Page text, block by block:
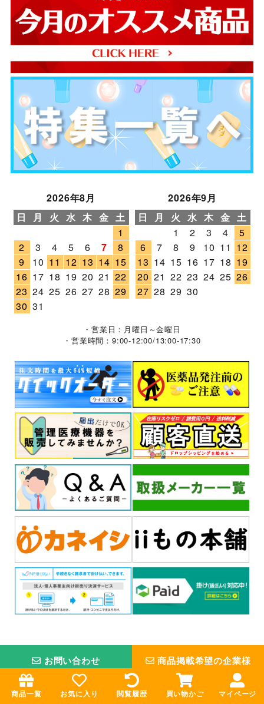
2026年8月
日
月 火 水 木 金 土
1
2
3 4 5 6 7
8
9
10 11 12 13 14 15
16 17 18 19 20 21 22
23 24 25 26 27 28 29
30 31
2026年9月
日
月 火 水 木 金 土
1
2 3 4
5
6
7 8 9 10 11 12
13 14 15 16 17 18 19
20 21 22 23 24 25 26
27 28 29 30
・営業日：月曜日～金曜日
・営業時間：9:00-12:00/13:00-17:30
お問い合わせ 商品掲載希望の企業様
お買い物ガイド インフォメーション
商品一覧 お気に入り 閲覧履歴 買い物かご マイページ